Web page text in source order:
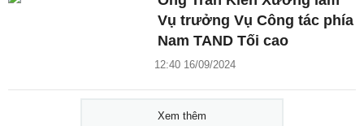
Vụ trưởng Vụ Công tác phía
Nam TAND Tối cao
12:40 16/09/2024
Xem thêm